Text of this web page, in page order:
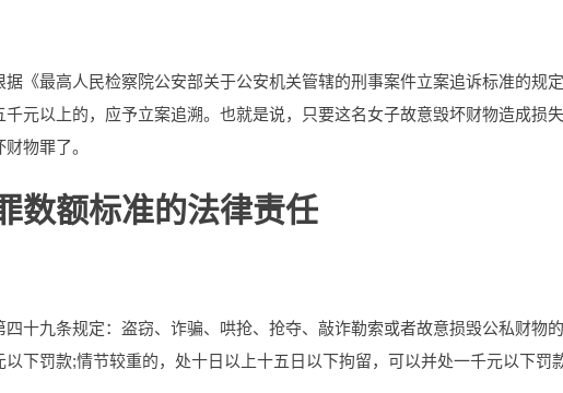
《最高人民检察院公安部关于公安机关管辖的刑事案件立案追诉标准的规定
千元以上的，应予立案追溯。也就是说，只要这名女子故意毁坏财物造成损
物罪了。
数额标准的法律责任
十九条规定：盗窃、诈骗、哄抢、抢夺、敲诈勒索或者故意损毁公私财物的
下罚款;情节较重的，处十日以上十五日以下拘留，可以并处一千元以下罚款